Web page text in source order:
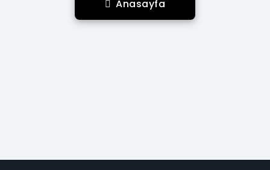
Anasayfa